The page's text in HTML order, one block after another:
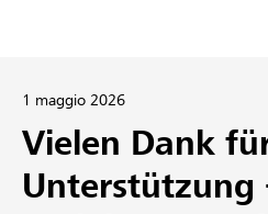
1 maggio 2026
Vielen Dank
Unterstützung